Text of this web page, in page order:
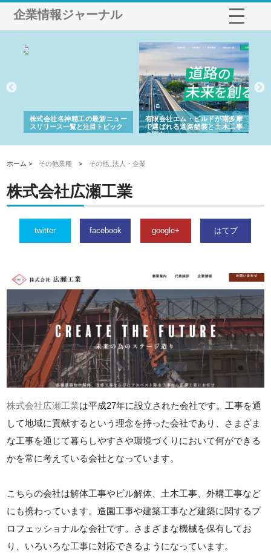
企業情報ジャーナル
株式会社名神精工の最新ニュー
スリリース一覧と注目トピック
有限会社エム・ビルドが南多摩
で選ばれる道路舗装と土木工事
の実力
ホーム > その他業種 > その他_法人・企業
株式会社広瀬工業
twitter facebook google+ はてブ
株式会社広瀬工業は平成27年に設立された会社です。工事を通
して地域に貢献するという理念を持った会社であり、さまざま
な工事を通じて暮らしやすさや環境づくりにおいて何ができる
かを常に考えている会社となっています。
こちらの会社は解体工事やビル解体、土木工事、外構工事など
にも携わっています。造園工事や建築工事など建築に関するプ
ロフェッショナルな会社です。さまざまな機械を保有してお
り、いろいろな工事に対応できるようになっています。